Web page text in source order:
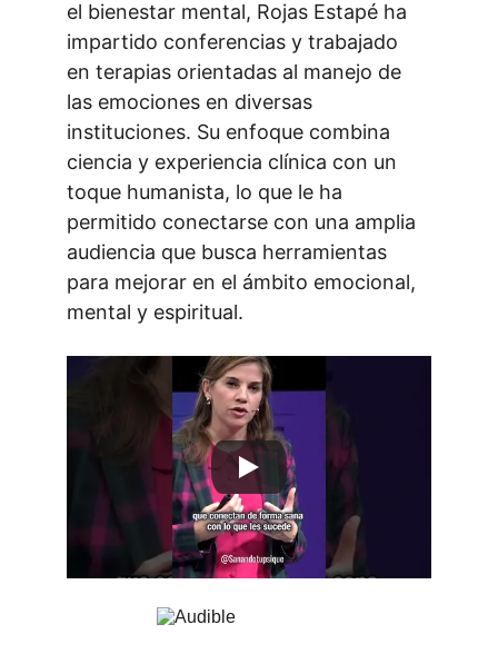
el bienestar mental, Rojas Estapé ha
impartido conferencias y trabajado
en terapias orientadas al manejo de
las emociones en diversas
instituciones. Su enfoque combina
ciencia y experiencia clínica con un
toque humanista, lo que le ha
permitido conectarse con una amplia
audiencia que busca herramientas
para mejorar en el ámbito emocional,
mental y espiritual.